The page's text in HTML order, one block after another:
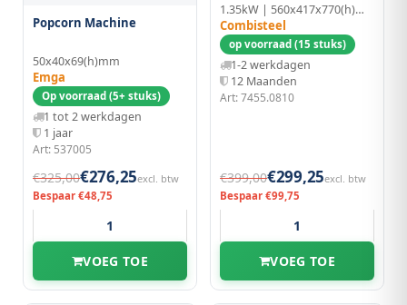
Popcorn Machine
50x40x69(h)mm
Emga
Op voorraad (5+ stuks)
1 tot 2 werkdagen
1 jaar
Art: 537005
€325,00€276,25excl. btw
Bespaar €48,75
VOEG TOE
1.35kW | 560x417x770(h)mm
Combisteel
op voorraad (15 stuks)
1-2 werkdagen
12 Maanden
Art: 7455.0810
€399,00€299,25excl. btw
Bespaar €99,75
VOEG TOE